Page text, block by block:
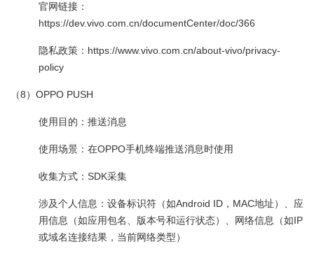
官网链接：
https://dev.vivo.com.cn/documentCenter/doc/366
隐私政策：https://www.vivo.com.cn/about-vivo/privacy-
policy
（8）OPPO PUSH
使用目的：推送消息
使用场景：在OPPO手机终端推送消息时使用
收集方式：SDK采集
涉及个人信息：设备标识符（如Android ID，MAC地址）、应
用信息（如应用包名、版本号和运行状态）、网络信息（如IP
或域名连接结果，当前网络类型）